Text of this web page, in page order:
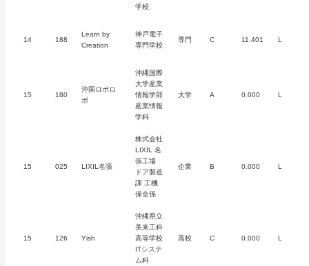
学校
14 188
Learn by
Creation
神戸電子
専門学校
専門 C 11.401 L
15 180
沖国ロボロ
ボ
沖縄国際
大学産業
情報学部
産業情報
学科
大学 A 0.000 L
15 025 LIXIL名張
株式会社
LIXIL 名
張工場
ドア製造
課 工機
保全係
企業 B 0.000 L
15 126 Yish
沖縄県立
美来工科
高等学校
ITシステ
ム科
高校 C 0.000 L